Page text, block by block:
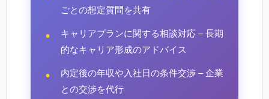
ごとの想定質問を共有
キャリアプランに関する相談対応 – 長期
的なキャリア形成のアドバイス
内定後の年収や入社日の条件交渉 – 企業
との交渉を代行